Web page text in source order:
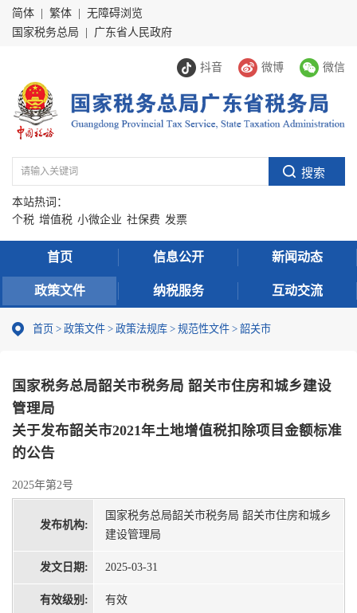
简体 繁体
无障碍浏览
国家税务总局
广东省人民政府
抖音 微博 微信
本站热词：
个税 增值税 小微企业 社保费 发票
首页 信息公开 新闻动态
政策文件 纳税服务 互动交流
首页 > 政策文件 > 政策法规库 > 规范性文件 > 韶关市
国家税务总局韶关市税务局 韶关市住房和城乡建设
管理局
关于发布韶关市2021年土地增值税扣除项目金额标准
的公告
2025年第2号
发布机构:
国家税务总局韶关市税务局 韶关市住房和城乡
建设管理局
发文日期: 2025-03-31
有效级别: 有效